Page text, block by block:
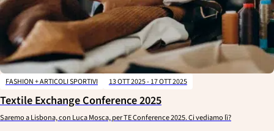
FASHION + ARTICOLI SPORTIVI 13 OTT 2025 - 17 OTT 2025
Textile Exchange Conference 2025
Saremo a Lisbona, con Luca Mosca, per TE Conference 2025. Ci vediamo lì?